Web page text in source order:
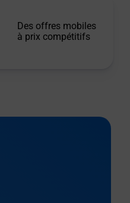
Des offres mobiles
à prix compétitifs